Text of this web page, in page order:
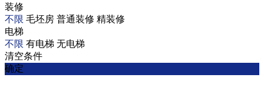
装修
不限 毛坯房 普通装修 精装修
电梯
不限 有电梯 无电梯
清空条件
确定